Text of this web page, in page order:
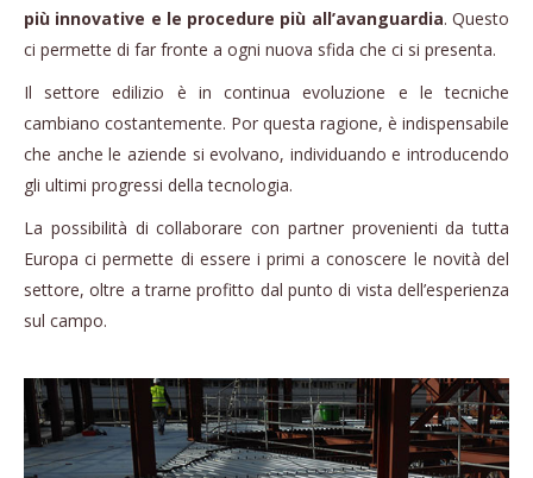
più innovative e le procedure più all’avanguardia. Questo
ci permette di far fronte a ogni nuova sfida che ci si presenta.
Il settore edilizio è in continua evoluzione e le tecniche
cambiano costantemente. Por questa ragione, è indispensabile
che anche le aziende si evolvano, individuando e introducendo
gli ultimi progressi della tecnologia.
La possibilità di collaborare con partner provenienti da tutta
Europa ci permette di essere i primi a conoscere le novità del
settore, oltre a trarne profitto dal punto di vista dell’esperienza
sul campo.